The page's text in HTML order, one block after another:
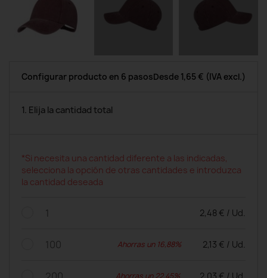
Configurar producto en 6 pasosDesde 1,65 € (IVA excl.)
1. Elija la cantidad total
*Si necesita una cantidad diferente a las indicadas,
selecciona la opción de otras cantidades e introduzca
la cantidad deseada
1 2,48 € / Ud.
100 Ahorras un 16,88% 2,13 € / Ud.
Ahorras un 22,45% 2,03 € / Ud.